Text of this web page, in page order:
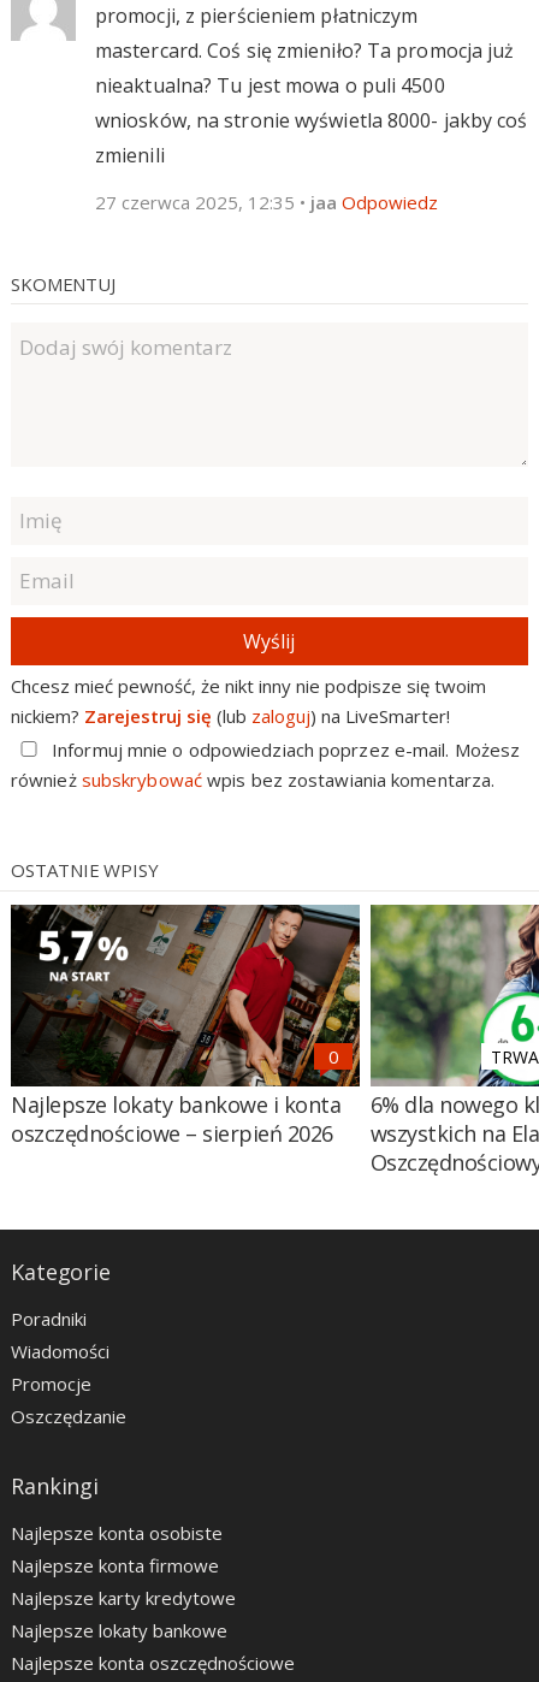
promocji, z pierścieniem płatniczym
mastercard. Coś się zmieniło? Ta promocja już
nieaktualna? Tu jest mowa o puli 4500
wniosków, na stronie wyświetla 8000- jakby coś
zmienili
27 czerwca 2025, 12:35 • jaa Odpowiedz
SKOMENTUJ
Wyślij
Chcesz mieć pewność, że nikt inny nie podpisze się twoim
nickiem? Zarejestruj się (lub zaloguj) na LiveSmarter!
Informuj mnie o odpowiedziach poprzez e-mail. Możesz
również subskrybowaćwpis bez zostawiania komentarza.
OSTATNIE WPISY
Najlepsze lokaty bankowe i konta
oszczędnościowe – sierpień 2026
6% dla nowego
wszystkich na
Kategorie
Poradniki
Wiadomości
Promocje
Oszczędzanie
Rankingi
Najlepsze konta osobiste
Najlepsze konta firmowe
Najlepsze karty kredytowe
Najlepsze lokaty bankowe
Najlepsze konta oszczędnościowe